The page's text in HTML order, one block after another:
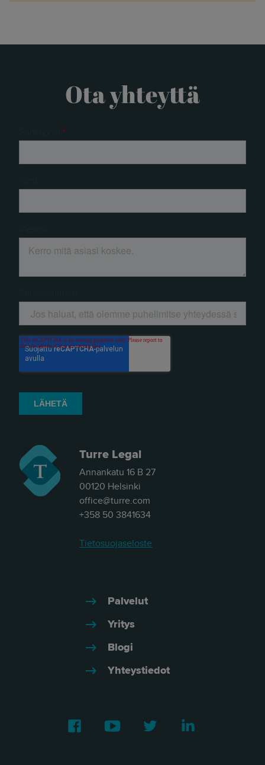
Turre Legal
Annankatu 16 B 27
00120 Helsinki
office@turre.com
+358 50 3841634
Tietosuojaseloste
Palvelut
Yritys
Blogi
Yhteystiedot
Facebook Youtube Twitter
Ota yhteyttä